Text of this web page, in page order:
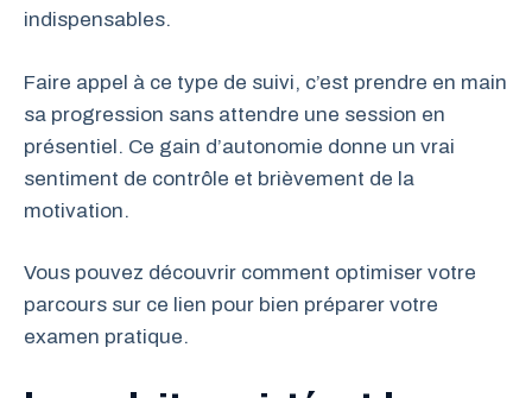
indispensables.
Faire appel à ce type de suivi, c’est prendre en main
sa progression sans attendre une session en
présentiel. Ce gain d’autonomie donne un vrai
sentiment de contrôle et brièvement de la
motivation.
Vous pouvez découvrir comment optimiser votre
parcours sur ce lien pour bien préparer votre
examen pratique.